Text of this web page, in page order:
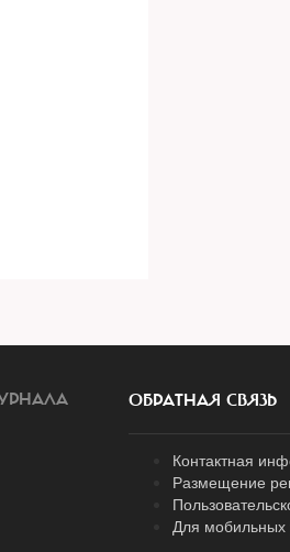
ОБРАТНАЯ СВЯЗЬ
Контактная
Размещение
Для мобильных